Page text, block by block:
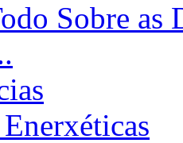
Sobre as